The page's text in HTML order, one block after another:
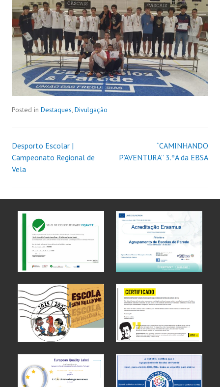
Posted in Destaques, Divulgação
Desporto Escolar |
Campeonato Regional de
Vela
“CAMINHANDO
P’AVENTURA” 3.ºA da EBSA